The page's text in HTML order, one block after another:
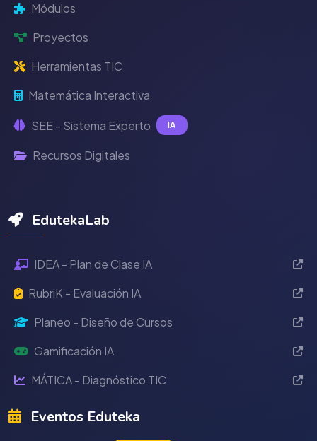
Módulos
Proyectos
Herramientas TIC
Matemática Interactiva
SEE - Sistema Experto IA
Recursos Digitales
EdutekaLab
IDEA - Plan de Clase IA
RubriK - Evaluación IA
Planeo - Diseño de Cursos
Gamificación IA
MÁTICA - Diagnóstico TIC
Eventos Eduteka